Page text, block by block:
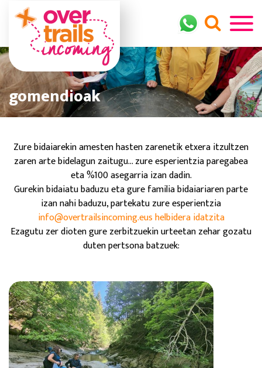
gomendioak
Zure bidaiarekin amesten hasten zarenetik etxera itzultzen
zaren arte bidelagun zaitugu... zure esperientzia paregabea
eta %100 asegarria izan dadin.
Gurekin bidaiatu baduzu eta gure familia bidaiariaren parte
izan nahi baduzu, partekatu zure esperientzia
info@overtrailsincoming.eus helbidera idatzita
Ezagutu zer dioten gure zerbitzuekin urteetan zehar gozatu
duten pertsona batzuek: